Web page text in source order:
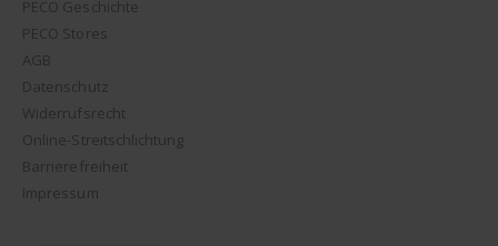
PECO Geschichte
PECO Stores
AGB
Datenschutz
Widerrufsrecht
Online-Streitschlichtung
Barrierefreiheit
Impressum